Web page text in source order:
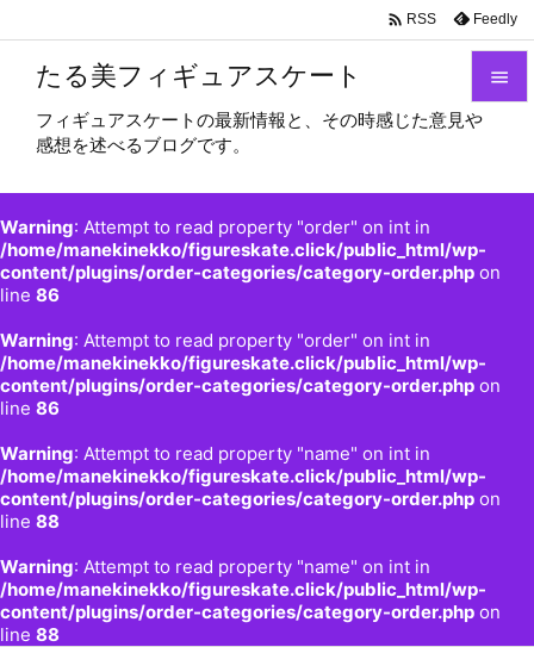
たる美フィギュアスケート
フィギュアスケートの最新情報と、その時感じた意見や
感想を述べるブログです。
Warning: Attempt to read property "order" on int in
/home/manekinekko/figureskate.click/public_html/wp-
content/plugins/order-categories/category-order.php on
line 86
Warning: Attempt to read property "order" on int in
/home/manekinekko/figureskate.click/public_html/wp-
content/plugins/order-categories/category-order.php on
line 86
Warning: Attempt to read property "name" on int in
/home/manekinekko/figureskate.click/public_html/wp-
content/plugins/order-categories/category-order.php on
line 88
Warning: Attempt to read property "name" on int in
/home/manekinekko/figureskate.click/public_html/wp-
content/plugins/order-categories/category-order.php on
line 88


前へ

 RSS Feedly